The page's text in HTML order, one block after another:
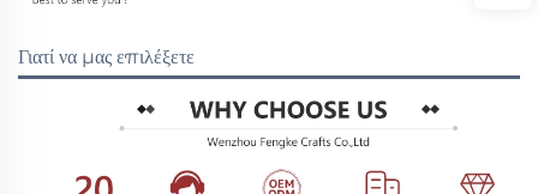
Γιατί να μας επιλέξετε